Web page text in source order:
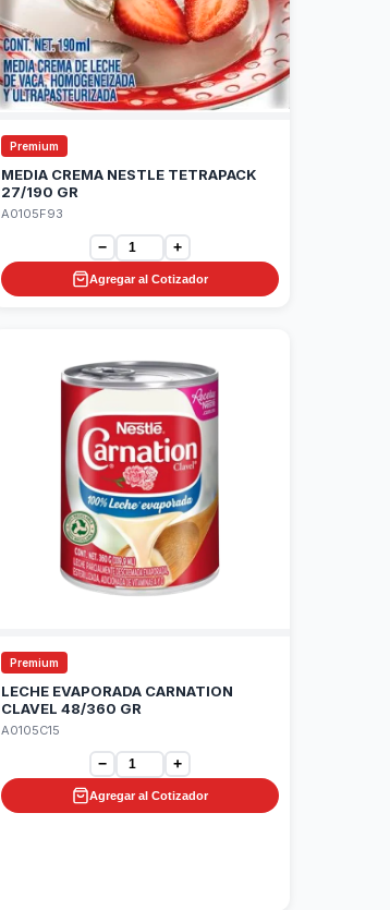
Premium
MEDIA CREMA NESTLE TETRAPACK
27/190 GR
A0105F93
− +
Agregar al Cotizador
Premium
LECHE EVAPORADA CARNATION
CLAVEL 48/360 GR
A0105C15
− +
Agregar al Cotizador